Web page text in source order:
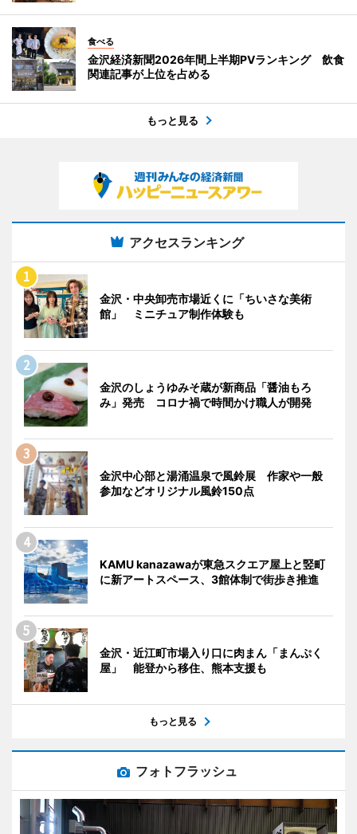
食べる
金沢経済新聞2026年間上半期PVランキング 飲食
関連記事が上位を占める
もっと見る
アクセスランキング
金沢・中央卸売市場近くに「ちいさな美術
館」 ミニチュア制作体験も
金沢のしょうゆみそ蔵が新商品「醤油もろ
み」発売 コロナ禍で時間かけ職人が開発
金沢中心部と湯涌温泉で風鈴展 作家や一般
参加などオリジナル風鈴150点
KAMU kanazawaが東急スクエア屋上と竪町
に新アートスペース、3館体制で街歩き推進
金沢・近江町市場入り口に肉まん「まんぷく
屋」 能登から移住、熊本支援も
もっと見る
フォトフラッシュ